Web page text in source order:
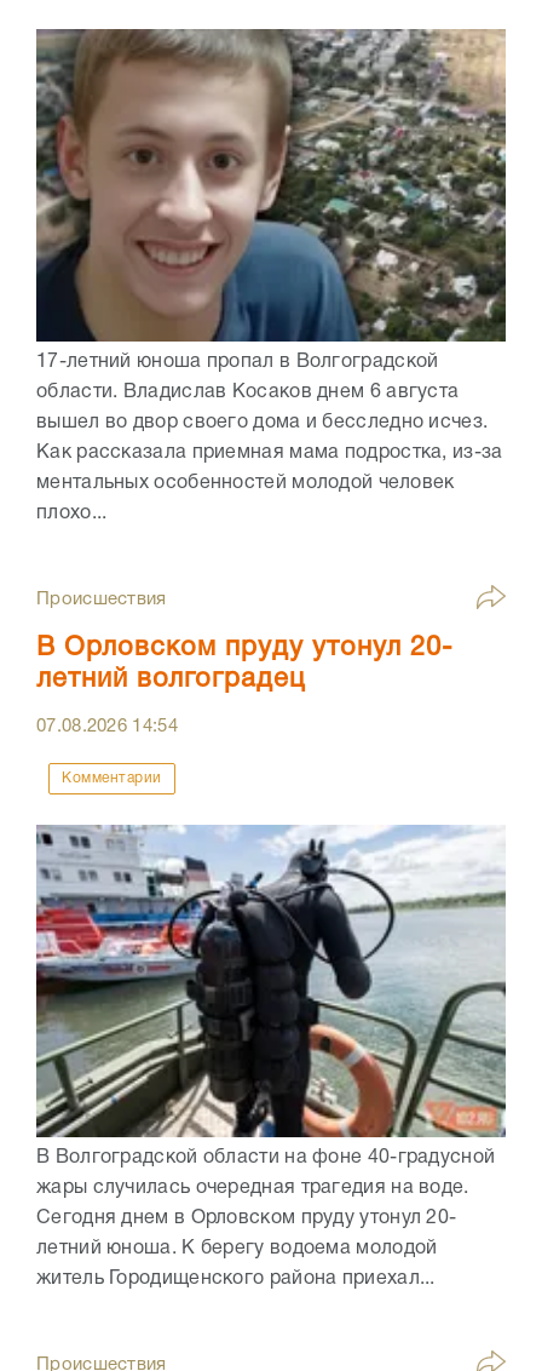
17-летний юноша пропал в Волгоградской
области. Владислав Косаков днем 6 августа
вышел во двор своего дома и бесследно исчез.
Как рассказала приемная мама подростка, из-за
ментальных особенностей молодой человек
плохо...
Происшествия
В Орловском пруду утонул 20-
летний волгоградец
07.08.2026 14:54
Комментарии
В Волгоградской области на фоне 40-градусной
жары случилась очередная трагедия на воде.
Сегодня днем в Орловском пруду утонул 20-
летний юноша. К берегу водоема молодой
житель Городищенского района приехал...
Происшествия